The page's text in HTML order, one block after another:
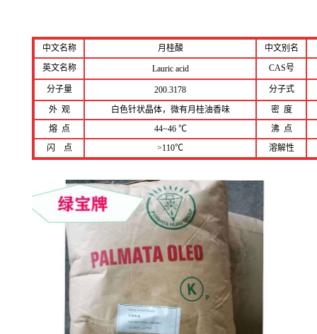
中文名称 月桂酸
中文别名
英文名称
Lauric acid CAS号
分子量 200.3178 分子式
外 观 白色针状晶体，微有月桂油香味
密 度
熔 点
44~46 ℃
沸 点
闪 点
>110℃ 溶解性